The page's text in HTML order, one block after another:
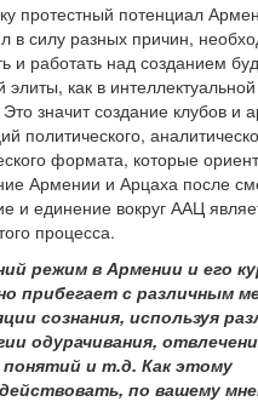
протестный потенциал
в силу разных причин,
и работать над созданием
элиты, как в
значит создание клубов и
политического,
формата, которые
Армении и Арцаха после
и единение вокруг ААЦ
процесса.
режим в Армении и его
прибегает с различным
сознания, используя
одурачивания,
и т.д. Как этому
по вашему